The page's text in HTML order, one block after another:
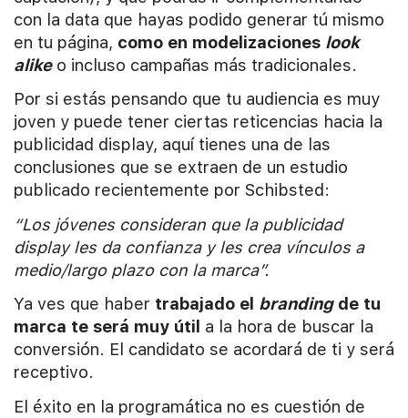
con la data que hayas podido generar tú mismo
en tu página, como en modelizaciones look
alikeo incluso campañas más tradicionales.
Por si estás pensando que tu audiencia es muy
joven y puede tener ciertas reticencias hacia la
publicidad display, aquí tienes una de las
conclusiones que se extraen de un estudio
publicado recientemente por Schibsted:
“Los jóvenes consideran que la publicidad
display les da confianza y les crea vínculos a
medio/largo plazo con la marca”.
Ya ves que haber trabajado el brandingde tu
marca te será muy útil a la hora de buscar la
conversión. El candidato se acordará de ti y será
receptivo.
El éxito en la programática no es cuestión de